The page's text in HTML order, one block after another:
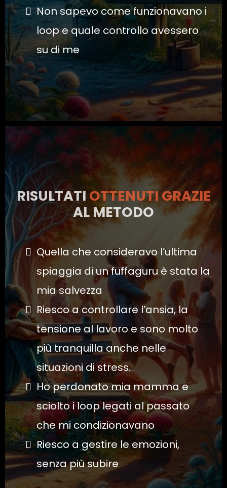
Non sapevo come funzionavano i
loop e quale controllo avessero
su di me
RISULTATI OTTENUTI GRAZIE
AL METODO
Quella che consideravo l’ultima
spiaggia di un fuffaguru è stata la
mia salvezza
Riesco a controllare l’ansia, la
tensione al lavoro e sono molto
più tranquilla anche nelle
situazioni di stress.
Ho perdonato mia mamma e
sciolto i loop legati al passato
che mi condizionavano
Riesco a gestire le emozioni,
senza più subire